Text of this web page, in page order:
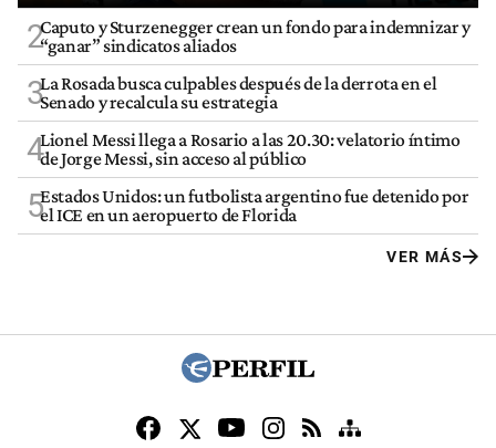
2Caputo y Sturzenegger crean un fondo para indemnizar y
“ganar” sindicatos aliados
3La Rosada busca culpables después de la derrota en el
Senado y recalcula su estrategia
4Lionel Messi llega a Rosario a las 20.30: velatorio íntimo
de Jorge Messi, sin acceso al público
5Estados Unidos: un futbolista argentino fue detenido por
el ICE en un aeropuerto de Florida
VER MÁS